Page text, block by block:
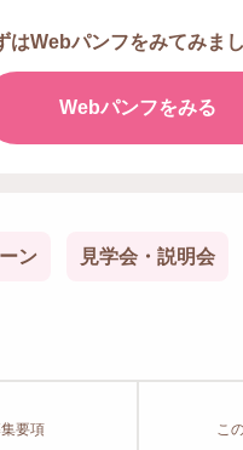
はWebパンフをみてみま
Webパンフをみる
ン 見学会・説明会
要項 こ